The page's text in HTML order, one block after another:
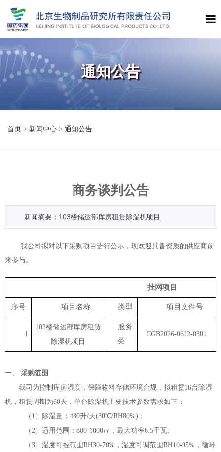
通知公告
首页 > 新闻中心 > 通知公告
商务谈判公告
新闻摘要：103楼储运部库房租赁除湿机项目
我公司拟对以下采购项目进行公示，现欢迎具备资质的供应商前
来参与。
挂网项目
序号 项目名称 类型 项目文件号
1
103楼储运部库房租赁
除湿机项目
服务
类
CGB2026-0612-0301
一、
采购范围
我司为控制库房湿度，保障物料存储环境合规，拟租赁16台除湿
机， 租赁周期为60天，单台除湿机主要技术参数需求如下：
（1）除湿量：480升/天(30℃/RH80%)；
（2）适用范围：800-1000㎡，最大功率6.5千瓦;
（3）湿度可控范围RH30-70%，湿度可调范围RH10-95%，循环